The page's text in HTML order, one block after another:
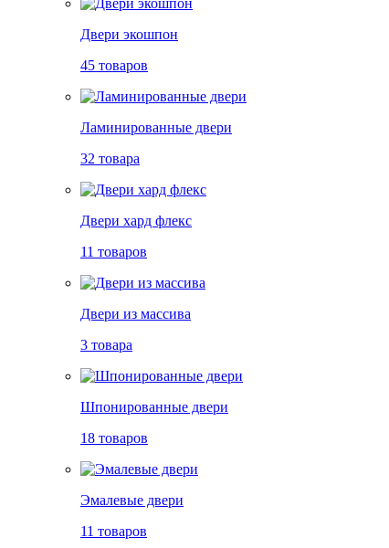
Двери экошпон
45 товаров
Ламинированные двери
32 товара
Двери хард флекс
11 товаров
Двери из массива
3 товара
Шпонированные двери
18 товаров
Эмалевые двери
11 товаров